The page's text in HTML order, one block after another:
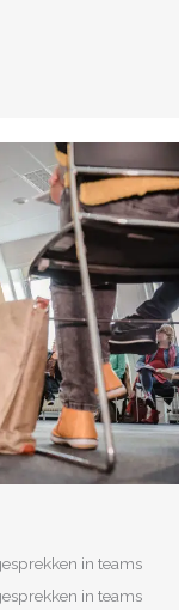
in teams
in teams